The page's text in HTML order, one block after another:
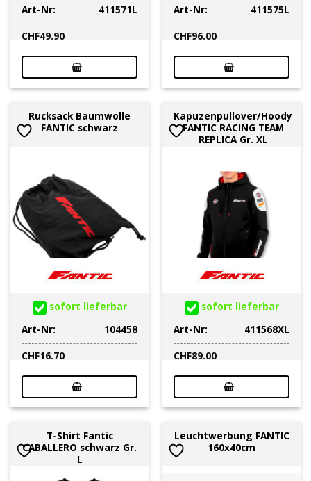
Art-Nr:
411571L
CHF49.90
Art-Nr:
411575L
CHF96.00
Rucksack Baumwolle
FANTIC schwarz
sofort lieferbar
Art-Nr:
104458
CHF16.70
Kapuzenpullover/Hoody
FANTIC RACING TEAM
REPLICA Gr. XL
sofort lieferbar
Art-Nr:
411568XL
CHF89.00
T-Shirt Fantic
CABALLERO schwarz Gr.
L
Leuchtwerbung FANTIC
160x40cm